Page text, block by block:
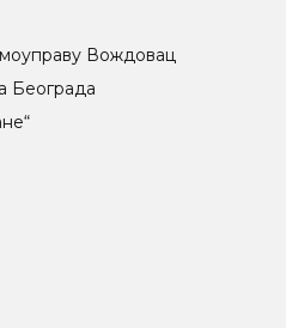
Вождовац
Београда